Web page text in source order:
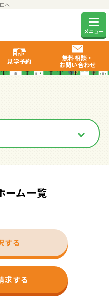
へ
メニュー
見学予約
無料相談・
お問い合わせ
人ホーム一覧
ーム一覧
する
求する